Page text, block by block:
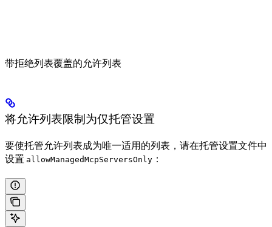
带拒绝列表覆盖的允许列表
将允许列表限制为仅托管设置
要使托管允许列表成为唯一适用的列表，请在托管设置文件中
设置 allowManagedMcpServersOnly ：